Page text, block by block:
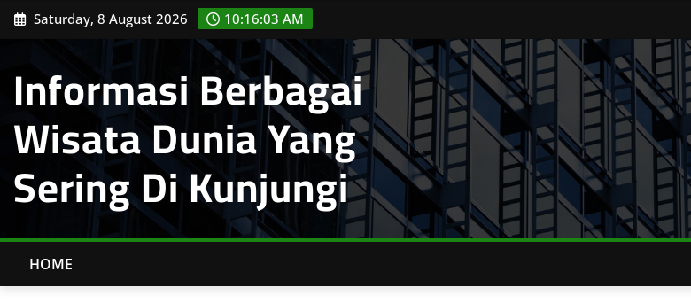
Skip Saturday, 8 August 2026 10:16:04 AM
Informasi Berbagai
Wisata Dunia Yang
Sering Di Kunjungi
HOME